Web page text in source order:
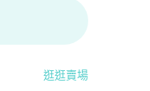
逛逛賣場